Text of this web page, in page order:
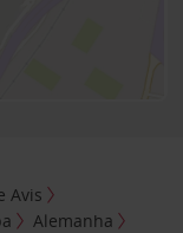
Avis
Alemanha